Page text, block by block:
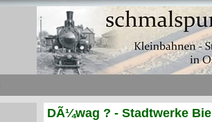
DÃ¼wag ? - Stadtwerke